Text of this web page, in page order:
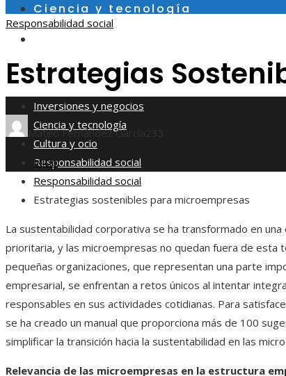
Ciencia y tecnología
Responsabilidad social
Inversiones y negocios
Ciencia y tecnología
Cultura y ocio
Responsabilidad social
Responsabilidad social
Estrategias
Mateo Fernández García
Inicio
Responsabilidad social
Estrategias sostenibles para microempresas
​La sustentabilidad corporativa se ha transformado en una
prioritaria, y las microempresas no quedan fuera de esta
pequeñas organizaciones, que representan una parte
empresarial, se enfrentan a retos únicos al intentar
responsables en sus actividades cotidianas. Para
se ha creado un manual que proporciona más de 100
simplificar la transición hacia la sustentabilidad en las
Relevancia de las microempresas en la estructura